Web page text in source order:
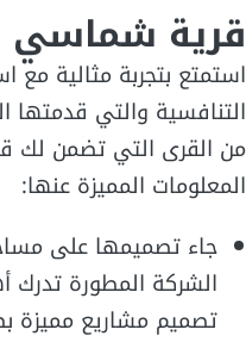
قرية شماسي
استمتع بتجربة مثالية
التنافسية والتي قدمتها
من القرى التي تضمن لك
المعلومات المميزة عنها:
الشركة المطورة
تصميم مشاريع مميزة